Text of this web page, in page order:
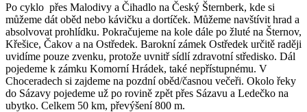
Po cyklo přes Malodivy a Čihadlo na Český Šternberk, kde si
můžeme dát oběd nebo kávičku a dortíček. Můžeme navštívit hrad a
absolvovat prohlídku. Pokračujeme na kole dále po žluté na Šternov,
Křešice, Čakov a na Ostředek. Barokní zámek Ostředek určitě raději
uvidíme pouze zvenku, protože uvnitř sídlí zdravotní středisko. Dál
pojedeme k zámku Komorní Hrádek, také nepřístupnému. V
Choceradech si zajdeme na pozdní oběd/časnou večeři. Okolo řeky
do Sázavy pojedeme už po rovině zpět přes Sázavu a Ledečko na
ubytko. Celkem 50 km, převýšení 800 m.